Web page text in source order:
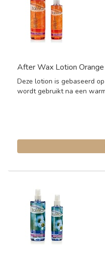
After Wax Lotion Orange
Deze lotion is gebaseerd
wordt gebruikt na een